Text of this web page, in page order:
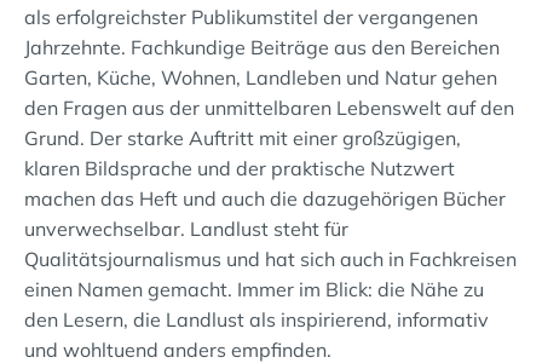
als erfolgreichster Publikumstitel der vergangenen
Jahrzehnte. Fachkundige Beiträge aus den Bereichen
Garten, Küche, Wohnen, Landleben und Natur gehen
den Fragen aus der unmittelbaren Lebenswelt auf den
Grund. Der starke Auftritt mit einer großzügigen,
klaren Bildsprache und der praktische Nutzwert
machen das Heft und auch die dazugehörigen Bücher
unverwechselbar. Landlust steht für
Qualitätsjournalismus und hat sich auch in Fachkreisen
einen Namen gemacht. Immer im Blick: die Nähe zu
den Lesern, die Landlust als inspirierend, informativ
und wohltuend anders empfinden.